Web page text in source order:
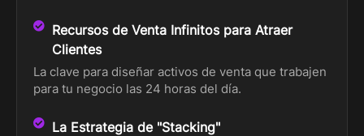
Recursos de Venta Infinitos para Atraer
Clientes
La clave para diseñar activos de venta que trabajen
para tu negocio las 24 horas del día.
La Estrategia de "Stacking"